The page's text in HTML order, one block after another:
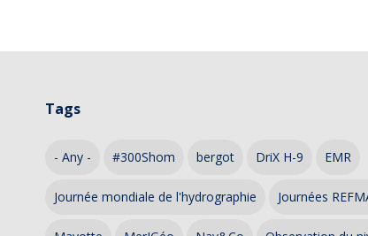
Tags
- Any - #300Shom bergot DriX H-9 EMR
Journée mondiale de l'hydrographie Journées